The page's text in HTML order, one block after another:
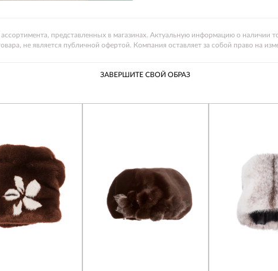
представленных в магазинах. Актуальную информацию о наличии
не является публичной офертой. Компания оставляет за собой право на
ЗАВЕРШИТЕ СВОЙ ОБРАЗ